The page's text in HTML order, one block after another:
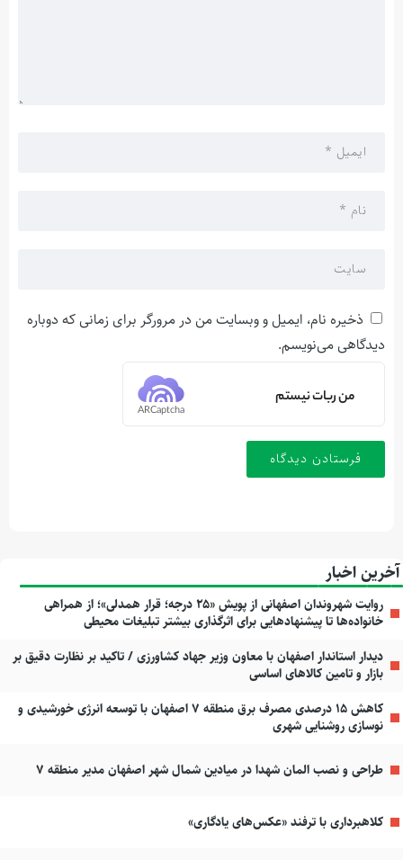
ذخیره نام، ایمیل و وبسایت من در مرورگر برای زمانی که دوباره
دیدگاهی می‌نویسم.
من ربات نیستم
ARCaptcha
آخرین اخبار
روایت شهروندان اصفهانی از پویش «۲۵ درجه؛ قرار همدلی»؛ از همراهی
خانواده‌ها تا پیشنهادهایی برای اثرگذاری بیشتر تبلیغات محیطی
دیدار استاندار اصفهان با معاون وزیر جهاد کشاورزی / تاکید بر نظارت دقیق بر
بازار و تامین کالاهای اساسی
کاهش ۱۵ درصدی مصرف برق منطقه ۷ اصفهان با توسعه انرژی خورشیدی و
نوسازی روشنایی شهری
طراحی و نصب المان شهدا در میادین شمال شهر اصفهان مدیر منطقه ۷
کلاهبرداری با ترفند «عکس‌های یادگاری»